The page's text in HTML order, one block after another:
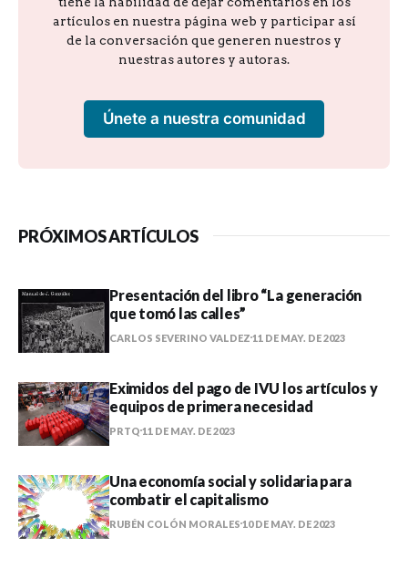
artículos en nuestra página web y participar así
de la conversación que generen nuestros y
nuestras autores y autoras.
Únete a nuestra comunidad
PRÓXIMOS ARTÍCULOS
Presentación del libro “La generación
que tomó las calles”
CARLOS SEVERINO VALDEZ 11 DE MAY. DE 2023
Eximidos del pago de IVU los artículos y
equipos de primera necesidad
PRTQ 11 DE MAY. DE 2023
Una economía social y solidaria para
combatir el capitalismo
RUBÉN COLÓN MORALES 10 DE MAY. DE 2023